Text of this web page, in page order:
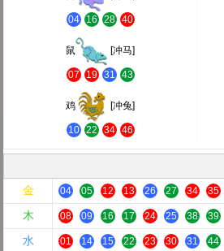
04 16 28 40
鼠 [冲马]
07 19 31 43
鸡 [冲兔]
10 22 34 46
金
04 05 12 13 26 27 34 35
木 08 09 16 17 24 25 38 39
水 01 14 15 22 23 30 31 44